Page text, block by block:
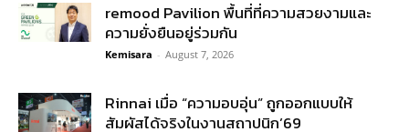
remood Pavilion พื้นที่ที่ความสวยงามและ
ความยั่งยืนอยู่ร่วมกัน
Kemisara - August 7, 2026
Rinnai เมื่อ “ความอบอุ่น” ถูกออกแบบให้
สัมผัสได้จริงในงานสถาปนิก’69